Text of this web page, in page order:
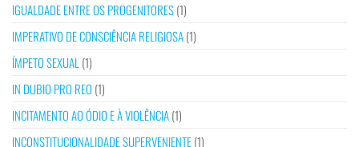
IGUALDADE ENTRE OS PROGENITORES(1)
IMPERATIVO DE CONSCIÊNCIA RELIGIOSA(1)
ÍMPETO SEXUAL (1)
IN DUBIO PRO REO (1)
INCITAMENTO AO ÓDIO E À VIOLÊNCIA(1)
INCONSTITUCIONALIDADE SUPERVENIENTE(1)